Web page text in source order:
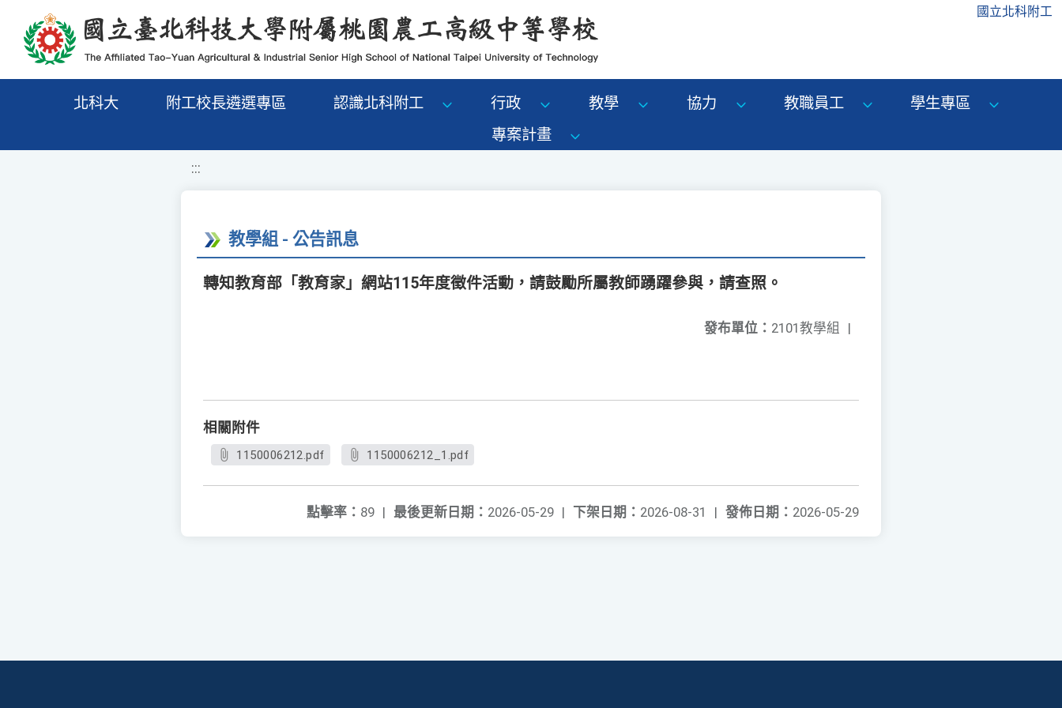
移至網頁之主要內容區位置 國立北科附工
北科大 附工校長遴選專區 認識北科附工 行政 教學 協力 教職員工
學生專區
專案計畫
:::
教學組 - 公告訊息
轉知教育部「教育家」網站115年度徵件活動，請鼓勵所屬教師踴躍參與，請查照。
發布單位： 2101教學組 |
相關附件
1150006212.pdf 1150006212_1.pdf
發佈日期： 2026-05-29
下架日期： 2026-08-31 |
最後更新日期： 2026-05-29 |
點擊率： 89 |